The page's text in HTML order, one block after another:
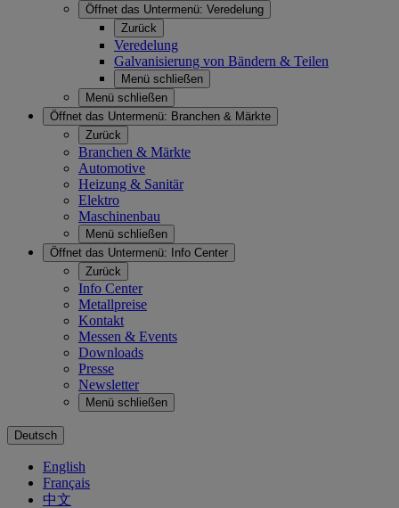
Öffnet das Untermenü: Veredelung
Zurück
Veredelung
Galvanisierung von Bändern & Teilen
Menü schließen
Menü schließen
Öffnet das Untermenü: Branchen & Märkte
Zurück
Branchen & Märkte
Automotive
Heizung & Sanitär
Elektro
Maschinenbau
Menü schließen
Öffnet das Untermenü:
Info Center
Zurück
Info Center
Metallpreise
Kontakt
Messen & Events
Downloads
Presse
Newsletter
Menü schließen
Deutsch
English
Français
中文